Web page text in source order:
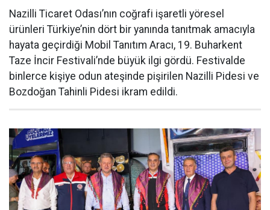
Nazilli Ticaret Odası’nın coğrafi işaretli yöresel
ürünleri Türkiye’nin dört bir yanında tanıtmak amacıyla
hayata geçirdiği Mobil Tanıtım Aracı, 19. Buharkent
Taze İncir Festivali’nde büyük ilgi gördü. Festivalde
binlerce kişiye odun ateşinde pişirilen Nazilli Pidesi ve
Bozdoğan Tahinli Pidesi ikram edildi.